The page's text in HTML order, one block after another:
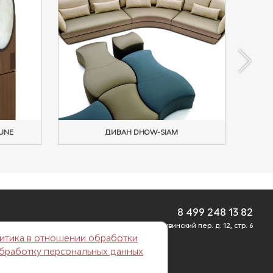
ДИВАН DHOW-SIAM
в отношении обработки
персональных данных
8 499 248 13 82
г. Москва, Б. Саввинский пер. д. 12, стр. 6